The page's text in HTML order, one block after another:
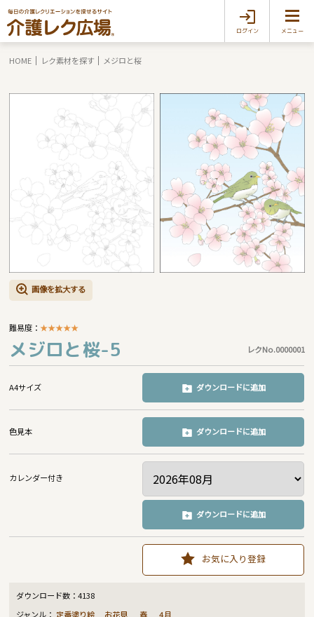
ログイン メニュー
HOME レク素材を探す メジロと桜
画像を拡大する
難易度：★★★★★
メジロと桜-5 レクNo.0000001
A4サイズ ダウンロードに追加
色見本 ダウンロードに追加
カレンダー付き
ダウンロードに追加
お気に入り登録
ダウンロード数：4138
ジャンル：